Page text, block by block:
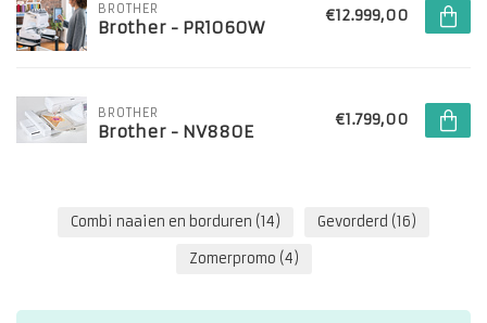
BROTHER
Brother - PR1060W
€12.999,00
BROTHER
Brother - NV880E
€1.799,00
Combi naaien en borduren (14) Gevorderd (16)
Zomerpromo (4)